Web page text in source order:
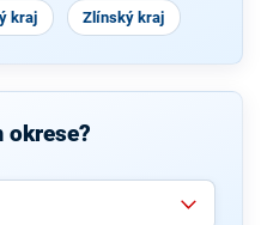
kraj Zlínský kraj
okrese?